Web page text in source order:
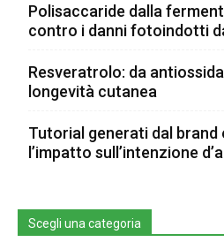
Polisaccaride dalla
contro i danni fotoindotti
Resveratrolo: da
longevità cutanea
Tutorial generati dal brand
l’impatto sull’intenzione
Scegli una categoria